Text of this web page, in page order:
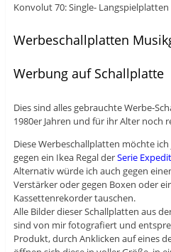
Konvolut 70: Single- Langspielplatten
Werbeschallplatten
Werbung auf Schallplatte
Dies sind alles gebrauchte Werbe-
1980er Jahren und für ihr Alter noch
Diese Werbeschallplatten möchte
gegen ein Ikea Regal derSerie Expedit
Alternativ würde ich auch gegen
Verstärker oder gegen Boxen oder
Kassettenrekorder tauschen.
Alle Bilder dieser Schallplatten aus
sind von mir fotografiert und
Produkt, durch Anklicken auf eines